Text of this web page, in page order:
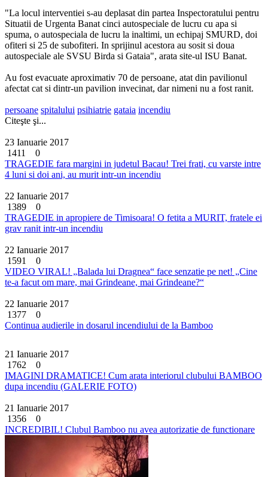
"La locul interventiei s-au deplasat din partea Inspectoratului pentru
Situatii de Urgenta Banat cinci autospeciale de lucru cu apa si
spuma, o autospeciala de lucru la inaltimi, un echipaj SMURD, doi
ofiteri si 25 de subofiteri. In sprijinul acestora au sosit si doua
autospeciale ale SVSU Birda si Gataia", arata site-ul ISU Banat.
Au fost evacuate aproximativ 70 de persoane, atat din pavilionul
afectat cat si dintr-un pavilion invecinat, dar nimeni nu a fost ranit.
persoane spitalului psihiatrie gataia incendiu
Citeşte şi...
23 Ianuarie 2017
1411
0
TRAGEDIE fara margini in judetul Bacau! Trei frati, cu varste intre
4 luni si doi ani, au murit intr-un incendiu
22 Ianuarie 2017
1389
0
TRAGEDIE in apropiere de Timisoara! O fetita a MURIT, fratele ei
grav ranit intr-un incendiu
22 Ianuarie 2017
1591
0
VIDEO VIRAL! „Balada lui Dragnea“ face senzatie pe net! „Cine
te-a facut om mare, mai Grindeane, mai Grindeane?“
22 Ianuarie 2017
1377
0
Continua audierile in dosarul incendiului de la Bamboo
21 Ianuarie 2017
1762
0
IMAGINI DRAMATICE! Cum arata interiorul clubului BAMBOO
dupa incendiu (GALERIE FOTO)
21 Ianuarie 2017
1356
0
INCREDIBIL! Clubul Bamboo nu avea autorizatie de functionare